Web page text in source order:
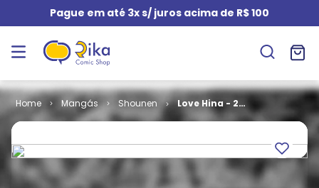
Pague em até 3x s/ juros acima de R$ 100
Mangás Shounen
Love Hina - 2ª
Edição # 03